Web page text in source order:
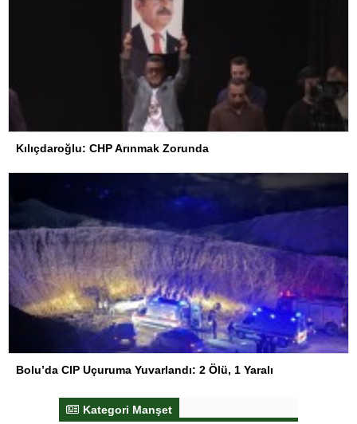
Kılıçdaroğlu: CHP Arınmak Zorunda
Bolu’da CIP Uçuruma Yuvarlandı: 2 Ölü, 1 Yaralı
Kategori Manşet